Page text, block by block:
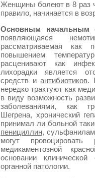
Женщины болеют в 8 раз
правило, начинается в
Основным начальным
появляющаяся
рассматриваемая как
повышением
расценивают как
лихорадки является
средств иантибиотиков.
нередко трактуют как
в виду возможность
заболеваниями, как
Шегрена, хронический
принимал ли больной
пенициллин,
могут
медикаментозной
основании
органной патологии.